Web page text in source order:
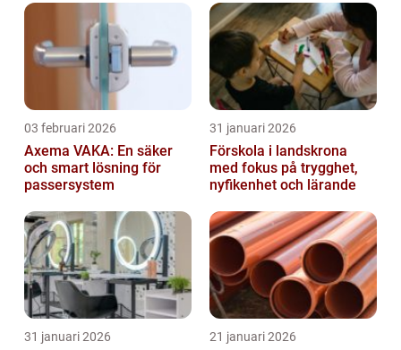
03 februari 2026
Axema VAKA: En säker
och smart lösning för
passersystem
31 januari 2026
Förskola i landskrona
med fokus på trygghet,
nyfikenhet och lärande
31 januari 2026 21 januari 2026